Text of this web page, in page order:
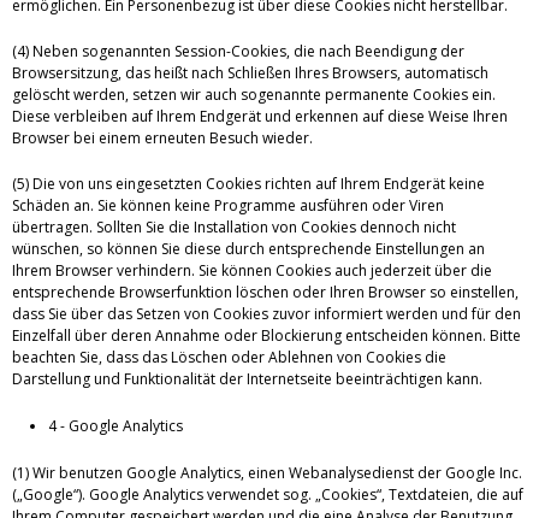
ermöglichen. Ein Personenbezug ist über diese Cookies nicht herstellbar.
(4) Neben sogenannten Session-Cookies, die nach Beendigung der
Browsersitzung, das heißt nach Schließen Ihres Browsers, automatisch
gelöscht werden, setzen wir auch sogenannte permanente Cookies ein.
Diese verbleiben auf Ihrem Endgerät und erkennen auf diese Weise Ihren
Browser bei einem erneuten Besuch wieder.
(5) Die von uns eingesetzten Cookies richten auf Ihrem Endgerät keine
Schäden an. Sie können keine Programme ausführen oder Viren
übertragen. Sollten Sie die Installation von Cookies dennoch nicht
wünschen, so können Sie diese durch entsprechende Einstellungen an
Ihrem Browser verhindern. Sie können Cookies auch jederzeit über die
entsprechende Browserfunktion löschen oder Ihren Browser so einstellen,
dass Sie über das Setzen von Cookies zuvor informiert werden und für den
Einzelfall über deren Annahme oder Blockierung entscheiden können. Bitte
beachten Sie, dass das Löschen oder Ablehnen von Cookies die
Darstellung und Funktionalität der Internetseite beeinträchtigen kann.
4 - Google Analytics
(1) Wir benutzen Google Analytics, einen Webanalysedienst der Google Inc.
(„Google“). Google Analytics verwendet sog. „Cookies“, Textdateien, die auf